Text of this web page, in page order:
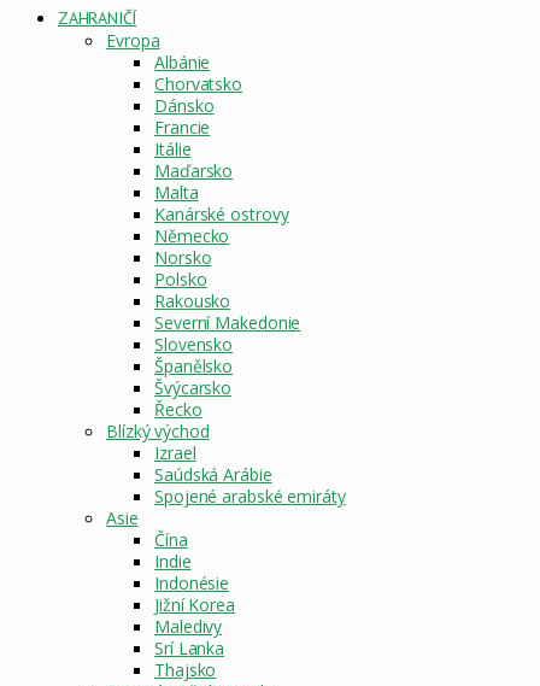
STRÁNKA
ZAHRANIČÍ
Evropa
Albánie
Chorvatsko
Dánsko
Francie
Itálie
Maďarsko
Malta
Kanárské ostrovy
Německo
Norsko
Polsko
Rakousko
Severní Makedonie
Slovensko
Španělsko
Švýcarsko
Řecko
Blízký východ
Izrael
Saúdská Arábie
Spojené arabské emiráty
Asie
Čína
Indie
Indonésie
Jižní Korea
Maledivy
Srí Lanka
Thajsko